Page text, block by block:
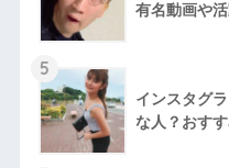
有名動画や
5
インスタグ
な⼈？おす